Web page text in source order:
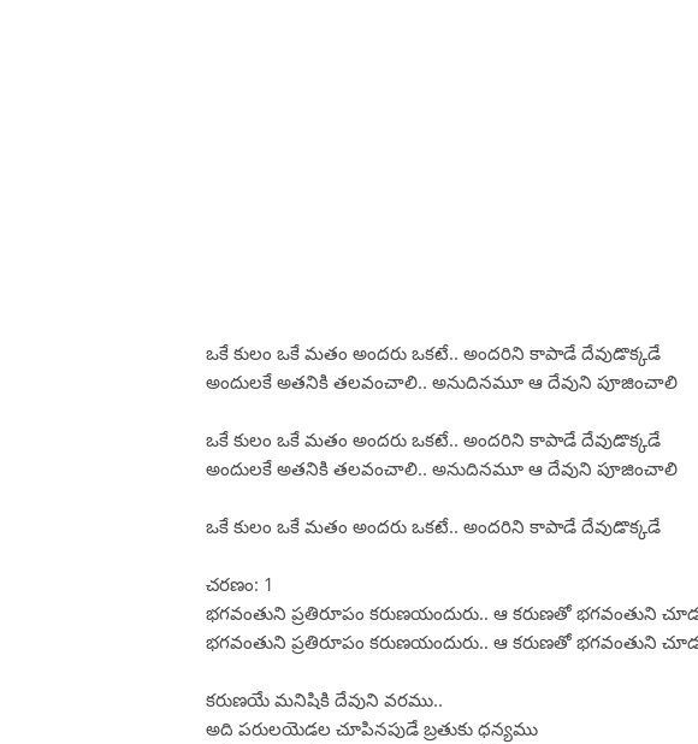
ఒకే కులం ఒకే మతం అందరు ఒకటే.. అందరిని కాపాడే దేవుడొక్కడే
అందులకే అతనికి తలవంచాలి.. అనుదినమూ ఆ దేవుని పూజించాలి
ఒకే కులం ఒకే మతం అందరు ఒకటే.. అందరిని కాపాడే దేవుడొక్కడే
అందులకే అతనికి తలవంచాలి.. అనుదినమూ ఆ దేవుని పూజించాలి
ఒకే కులం ఒకే మతం అందరు ఒకటే.. అందరిని కాపాడే దేవుడొక్కడే
చరణం: 1
భగవంతుని ప్రతిరూపం కరుణయందురు.. ఆ కరుణతో భగవంతుని
భగవంతుని ప్రతిరూపం కరుణయందురు.. ఆ కరుణతో భగవంతుని
కరుణయే మనిషికి దేవుని వరము..
అది పరులయెడల చూపినపుడే బ్రతుకు ధన్యము